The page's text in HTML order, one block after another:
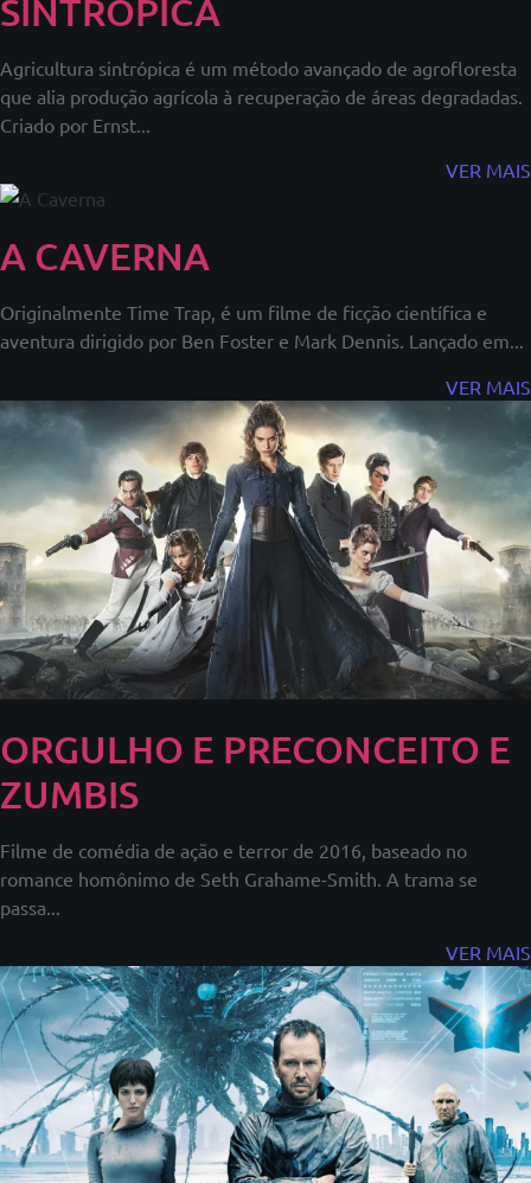
SINTRÓPICA
Agricultura sintrópica é um método avançado de agrofloresta
que alia produção agrícola à recuperação de áreas degradadas.
Criado por Ernst...
VER MAIS
A CAVERNA
Originalmente Time Trap, é um filme de ficção científica e
aventura dirigido por Ben Foster e Mark Dennis. Lançado em...
VER MAIS
ORGULHO E PRECONCEITO E
ZUMBIS
Filme de comédia de ação e terror de 2016, baseado no
romance homônimo de Seth Grahame-Smith. A trama se
passa...
VER MAIS